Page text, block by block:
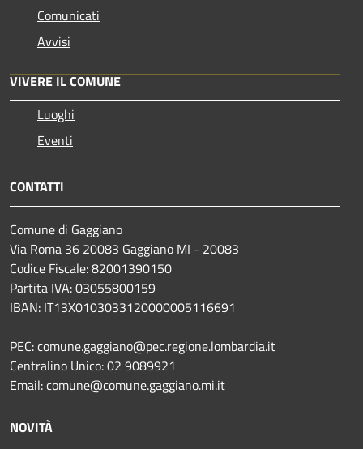
Comunicati
Avvisi
VIVERE IL COMUNE
Luoghi
Eventi
CONTATTI
Comune di Gaggiano
Via Roma 36 20083 Gaggiano MI - 20083
Codice Fiscale: 82001390150
Partita IVA: 03055800159
IBAN: IT13X0103033120000005116691
PEC: comune.gaggiano@pec.regione.lombardia.it
Centralino Unico: 02 9089921
Email: comune@comune.gaggiano.mi.it
NOVITÀ